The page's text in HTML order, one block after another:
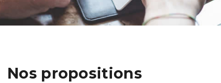
Nos propositions